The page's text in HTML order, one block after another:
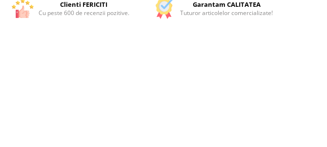
Clienti FERICITI
Cu peste 600 de recenzii pozitive.
Garantam CALITATEA
Tuturor articolelor comercializate!